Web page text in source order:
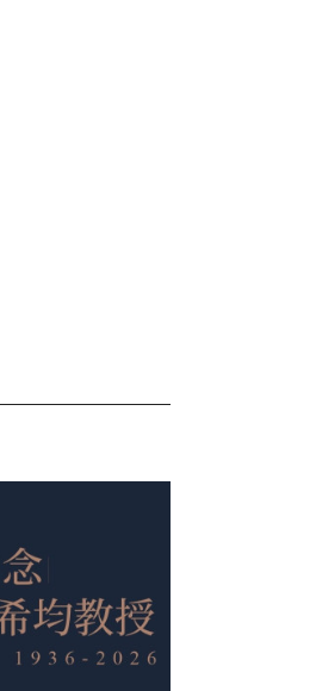
心的感受 來自真實